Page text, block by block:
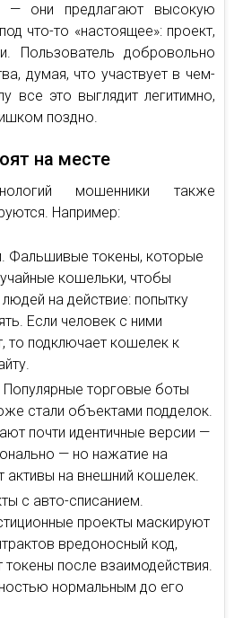
— они предлагают высокую
что-то «настоящее»: проект,
Пользователь добровольно
думая, что участвует в чем-
все это выглядит легитимно,
поздно.
на месте
мошенники также
Например:
Фальшивые токены, которые
кошельки, чтобы
на действие: попытку
Если человек с ними
то подключает кошелек к
торговые боты
стали объектами подделок.
почти идентичные версии —
— но нажатие на
активы на внешний кошелек.
с авто-списанием.
проекты маскируют
вредоносный код,
после взаимодействия.
нормальным до его